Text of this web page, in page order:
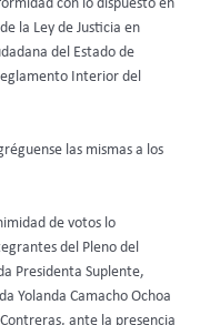
con lo dispuesto en
la Ley de Justicia en
del Estado de
Interior del
las mismas a los
de votos lo
del Pleno del
Presidenta Suplente,
Yolanda Camacho Ochoa
ante la presencia